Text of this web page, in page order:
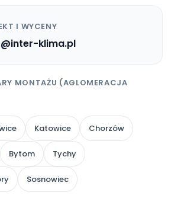
I WYCENY
klima.pl
MONTAŻU (AGLOMERACJA
Katowice Chorzów
Bytom Tychy
Sosnowiec